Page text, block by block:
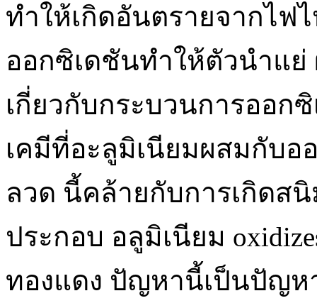
ทำให้เกิดอันตรายจากไฟ
ออกซิเดชันทำให้ตัวนำแย่
เกี่ยวกับกระบวนการออก
เคมีที่อะลูมิเนียมผสมกับอ
ลวด นี้คล้ายกับการเกิดส
ประกอบ อลูมิเนียม
ทองแดง ปัญหานี้เป็นปัญห